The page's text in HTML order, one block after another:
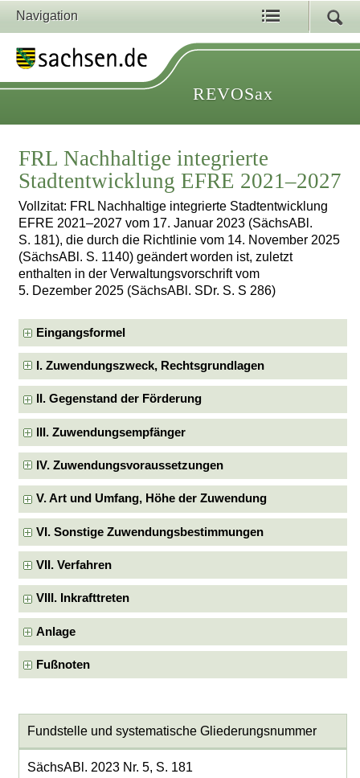
Navigation
REVOSax
FRL Nachhaltige integrierte
Stadtentwicklung EFRE 2021–2027
Vollzitat: FRL Nachhaltige integrierte Stadtentwicklung
EFRE 2021–2027 vom 17. Januar 2023 (SächsABl.
S. 181), die durch die Richtlinie vom 14. November 2025
(SächsABl. S. 1140) geändert worden ist, zuletzt
enthalten in der Verwaltungsvorschrift vom
5. Dezember 2025 (SächsABl. SDr. S. S 286)
Eingangsformel
I. Zuwendungszweck, Rechtsgrundlagen
II. Gegenstand der Förderung
III. Zuwendungsempfänger
IV. Zuwendungsvoraussetzungen
V. Art und Umfang, Höhe der Zuwendung
VI. Sonstige Zuwendungsbestimmungen
VII. Verfahren
VIII. Inkrafttreten
Anlage
Fußnoten
Fundstelle und systematische Gliederungsnummer
SächsABl. 2023 Nr. 5, S. 181